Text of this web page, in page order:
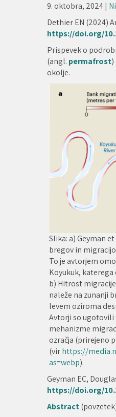
9. oktobra, 2024|
Dethier EN (2024)
https://doi.org/
Prispevek o
(angl. permafrost
okolje.
Slika: a) Geyman
bregov in
To je avtorjem
Koyukuk, katerega
b) Hitrost
naleže na zunanji
levem oziroma
Avtorji so ugotovili
mehanizme
ozračja (prirejeno
(virhttps://
as=webp).
Geyman EC,
https://doi.org/
Abstract